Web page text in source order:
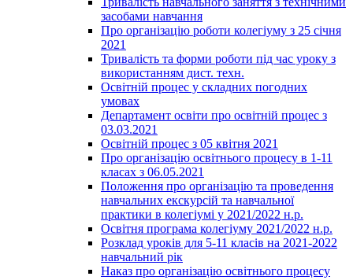
засобами навчання
Про організацію роботи колегіуму з 25 січня
2021
Тривалість та форми роботи під час уроку з
використанням дист. техн.
Освітній процес у складних погодних
умовах
Департамент освіти про освітній процес з
03.03.2021
Освітній процес з 05 квітня 2021
Про організацію освітнього процесу в 1-11
класах з 06.05.2021
Положення про організацію та проведення
навчальних екскурсій та навчальної
практики в колегіумі у 2021/2022 н.р.
Освітня програма колегіуму 2021/2022 н.р.
Розклад уроків для 5-11 класів на 2021-2022
навчальний рік
Наказ про організацію освітнього процесу